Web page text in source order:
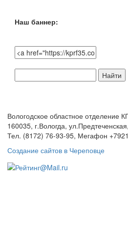
Наш баннер:
по
Вологодское областное отделение
160035, г.Вологда,
Тел. (8172) 76-93-95, Мегафон
Создание сайтов в Череповце